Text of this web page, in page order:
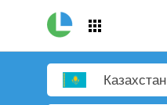
Казахстан